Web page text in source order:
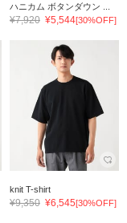
ハニカム ボタンダウン ...
¥7,920 ¥5,544[30%OFF]
knit T-shirt
¥9,350 ¥6,545[30%OFF]